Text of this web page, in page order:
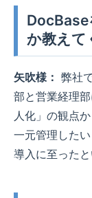
か教えて
矢吹様： 弊社
部と営業経理
人化」の観点
一元管理した
導入に至ったと